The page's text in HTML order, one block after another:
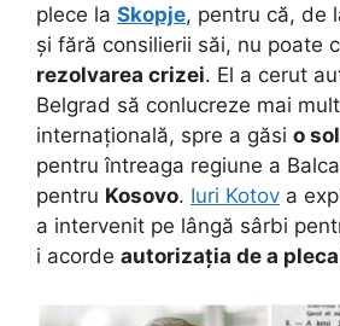
plece la Skopje, pentru că, de
și fără consilierii săi, nu poate
rezolvarea crizei. El a cerut
Belgrad să conlucreze mai
internațională, spre a găsi o
pentru întreaga regiune a
pentru Kosovo. Iuri Kotov a
a intervenit pe lângă sârbi
i acorde autorizația de a